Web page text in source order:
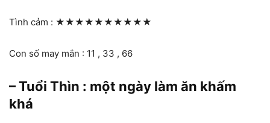
Tình cảm : ★★★★★★★★★★
Con số may mắn : 11 , 33 , 66
– Tuổi Thìn : một ngày làm ăn khấm
khá